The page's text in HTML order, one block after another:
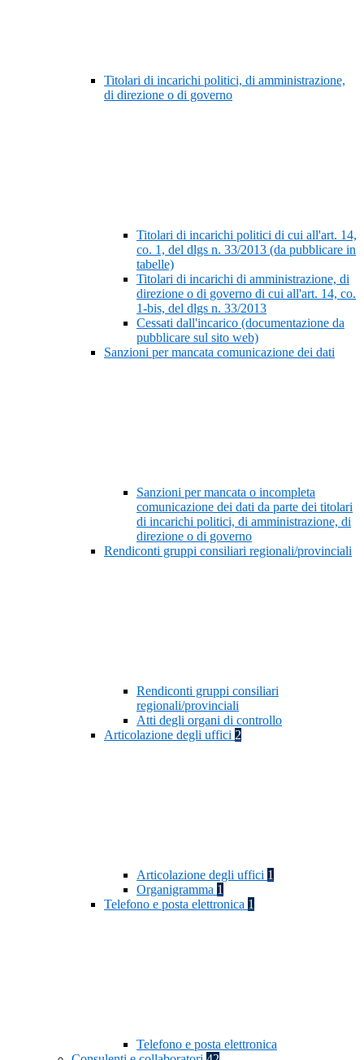
Titolari di incarichi politici, di amministrazione,
di direzione o di governo
Titolari di incarichi politici di cui all'art. 14,
co. 1, del dlgs n. 33/2013 (da pubblicare in
tabelle)
Titolari di incarichi di amministrazione, di
direzione o di governo di cui all'art. 14, co.
1-bis, del dlgs n. 33/2013
Cessati dall'incarico (documentazione da
pubblicare sul sito web)
Sanzioni per mancata comunicazione dei dati
Sanzioni per mancata o incompleta
comunicazione dei dati da parte dei titolari
di incarichi politici, di amministrazione, di
direzione o di governo
Rendiconti gruppi consiliari regionali/provinciali
Rendiconti gruppi consiliari
regionali/provinciali
Atti degli organi di controllo
Articolazione degli uffici 2
Articolazione degli uffici 1
Organigramma 1
Telefono e posta elettronica 1
Telefono e posta elettronica